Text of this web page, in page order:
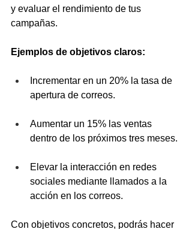
y evaluar el rendimiento de tus
campañas.
Ejemplos de objetivos claros:
Incrementar en un 20% la tasa de
apertura de correos.
Aumentar un 15% las ventas
dentro de los próximos tres meses.
Elevar la interacción en redes
sociales mediante llamados a la
acción en los correos.
Con objetivos concretos, podrás hacer